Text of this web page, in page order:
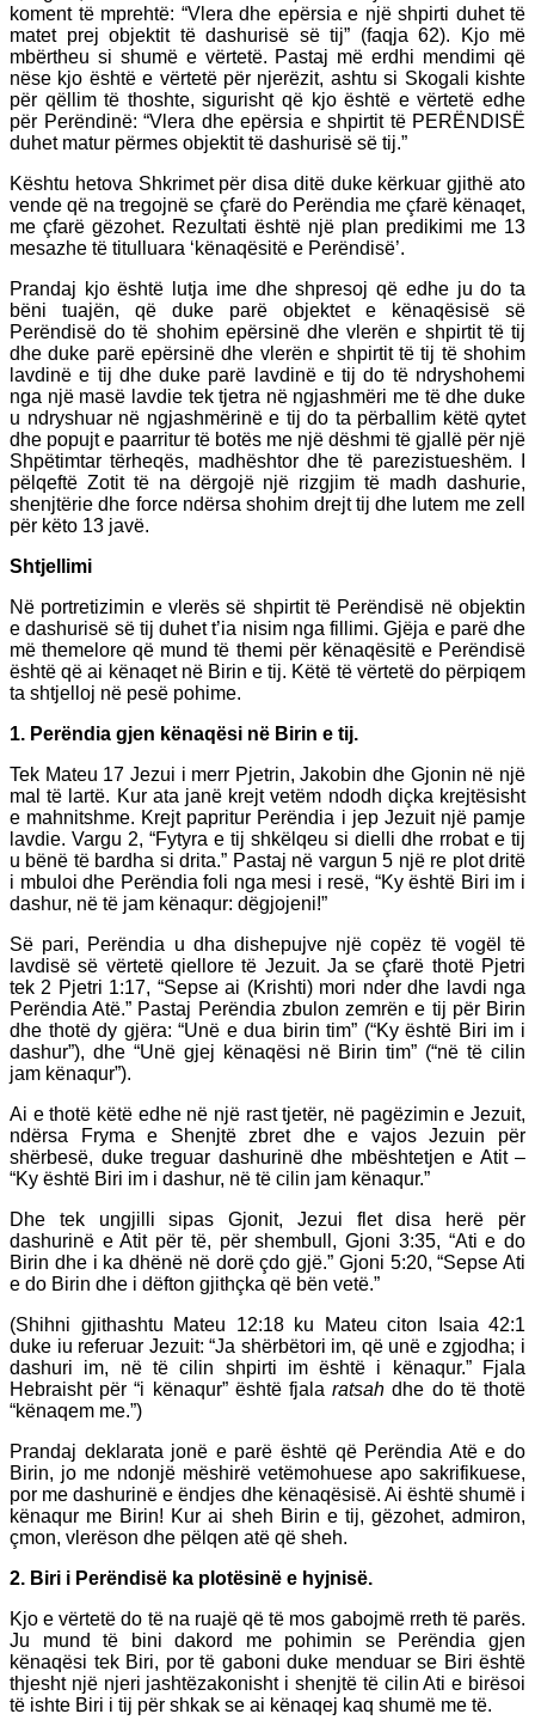
koment të mprehtë: “Vlera dhe epërsia e një shpirti duhet të
matet prej objektit të dashurisë së tij” (faqja 62). Kjo më
mbërtheu si shumë e vërtetë. Pastaj më erdhi mendimi që
nëse kjo është e vërtetë për njerëzit, ashtu si Skogali kishte
për qëllim të thoshte, sigurisht që kjo është e vërtetë edhe
për Perëndinë: “Vlera dhe epërsia e shpirtit të PERËNDISË
duhet matur përmes objektit të dashurisë së tij.”
Kështu hetova Shkrimet për disa ditë duke kërkuar gjithë ato
vende që na tregojnë se çfarë do Perëndia me çfarë kënaqet,
me çfarë gëzohet. Rezultati është një plan predikimi me 13
mesazhe të titulluara ‘kënaqësitë e Perëndisë’.
Prandaj kjo është lutja ime dhe shpresoj që edhe ju do ta
bëni tuajën, që duke parë objektet e kënaqësisë së
Perëndisë do të shohim epërsinë dhe vlerën e shpirtit të tij
dhe duke parë epërsinë dhe vlerën e shpirtit të tij të shohim
lavdinë e tij dhe duke parë lavdinë e tij do të ndryshohemi
nga një masë lavdie tek tjetra në ngjashmëri me të dhe duke
u ndryshuar në ngjashmërinë e tij do ta përballim këtë qytet
dhe popujt e paarritur të botës me një dëshmi të gjallë për një
Shpëtimtar tërheqës, madhështor dhe të parezistueshëm. I
pëlqeftë Zotit të na dërgojë një rizgjim të madh dashurie,
shenjtërie dhe force ndërsa shohim drejt tij dhe lutem me zell
për këto 13 javë.
Shtjellimi
Në portretizimin e vlerës së shpirtit të Perëndisë në objektin
e dashurisë së tij duhet t’ia nisim nga fillimi. Gjëja e parë dhe
më themelore që mund të themi për kënaqësitë e Perëndisë
është që ai kënaqet në Birin e tij. Këtë të vërtetë do përpiqem
ta shtjelloj në pesë pohime.
1. Perëndia gjen kënaqësi në Birin e tij.
Tek Mateu 17 Jezui i merr Pjetrin, Jakobin dhe Gjonin në një
mal të lartë. Kur ata janë krejt vetëm ndodh diçka krejtësisht
e mahnitshme. Krejt papritur Perëndia i jep Jezuit një pamje
lavdie. Vargu 2, “Fytyra e tij shkëlqeu si dielli dhe rrobat e tij
u bënë të bardha si drita.” Pastaj në vargun 5 një re plot dritë
i mbuloi dhe Perëndia foli nga mesi i resë, “Ky është Biri im i
dashur, në të jam kënaqur: dëgjojeni!”
Së pari, Perëndia u dha dishepujve një copëz të vogël të
lavdisë së vërtetë qiellore të Jezuit. Ja se çfarë thotë Pjetri
tek 2 Pjetri 1:17, “Sepse ai (Krishti) mori nder dhe lavdi nga
Perëndia Atë.” Pastaj Perëndia zbulon zemrën e tij për Birin
dhe thotë dy gjëra: “Unë e dua birin tim” (“Ky është Biri im i
dashur”), dhe “Unë gjej kënaqësi në Birin tim” (“në të cilin
jam kënaqur”).
Ai e thotë këtë edhe në një rast tjetër, në pagëzimin e Jezuit,
ndërsa Fryma e Shenjtë zbret dhe e vajos Jezuin për
shërbesë, duke treguar dashurinë dhe mbështetjen e Atit –
“Ky është Biri im i dashur, në të cilin jam kënaqur.”
Dhe tek ungjilli sipas Gjonit, Jezui flet disa herë për
dashurinë e Atit për të, për shembull, Gjoni 3:35, “Ati e do
Birin dhe i ka dhënë në dorë çdo gjë.” Gjoni 5:20, “Sepse Ati
e do Birin dhe i dëfton gjithçka që bën vetë.”
(Shihni gjithashtu Mateu 12:18 ku Mateu citon Isaia 42:1
duke iu referuar Jezuit: “Ja shërbëtori im, që unë e zgjodha; i
dashuri im, në të cilin shpirti im është i kënaqur.” Fjala
Hebraisht për “i kënaqur” është fjalaratsah dhe do të thotë
“kënaqem me.”)
Prandaj deklarata jonë e parë është që Perëndia Atë e do
Birin, jo me ndonjë mëshirë vetëmohuese apo sakrifikuese,
por me dashurinë e ëndjes dhe kënaqësisë. Ai është shumë i
kënaqur me Birin! Kur ai sheh Birin e tij, gëzohet, admiron,
çmon, vlerëson dhe pëlqen atë që sheh.
2. Biri i Perëndisë ka plotësinë e hyjnisë.
Kjo e vërtetë do të na ruajë që të mos gabojmë rreth të parës.
Ju mund të bini dakord me pohimin se Perëndia gjen
kënaqësi tek Biri, por të gaboni duke menduar se Biri është
thjesht një njeri jashtëzakonisht i shenjtë të cilin Ati e birësoi
të ishte Biri i tij për shkak se ai kënaqej kaq shumë me të.